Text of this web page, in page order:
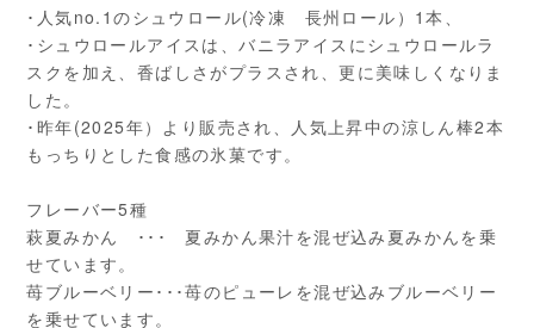
･人気no.1のシュウロール(冷凍 長州ロール）1本、
･シュウロールアイスは、バニラアイスにシュウロールラ
スクを加え、香ばしさがプラスされ、更に美味しくなりま
した。
･昨年(2025年）より販売され、人気上昇中の涼しん棒2本
もっちりとした食感の氷菓です。
フレーバー5種
萩夏みかん ･･･ 夏みかん果汁を混ぜ込み夏みかんを乗
せています。
苺ブルーベリー･･･苺のピューレを混ぜ込みブルーベリー
を乗せています。